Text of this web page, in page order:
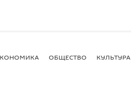
ОБЩЕСТВО КУЛЬТУРА